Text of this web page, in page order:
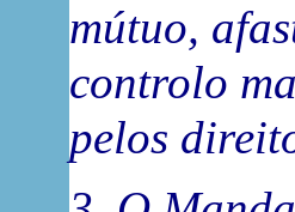
mútuo,
controlo
pelos